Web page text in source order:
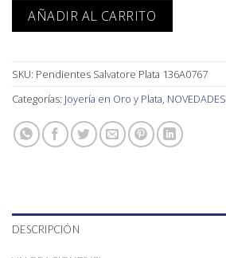
AÑADIR AL CARRITO
SKU: Pendientes Salvatore Plata 136A0767
Categorías: Joyería en Oro y Plata, NOVEDADES
DESCRIPCIÓN